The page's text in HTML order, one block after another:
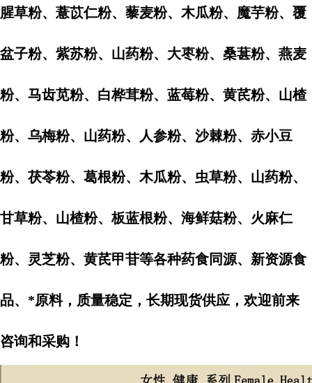
腥草粉、薏苡仁粉、藜麦粉、木瓜粉、魔芋粉、覆
盆子粉、紫苏粉、山药粉、大枣粉、桑葚粉、燕麦
粉、马齿苋粉、白桦茸粉、蓝莓粉、黄芪粉、山楂
粉、乌梅粉、山药粉、人参粉、沙棘粉、赤小豆
粉、茯苓粉、葛根粉、木瓜粉、虫草粉、山药粉、
甘草粉、山楂粉、板蓝根粉、海鲜菇粉、火麻仁
粉、灵芝粉、 黄芪甲苷等各种药食同源、新资源食
品、*原料，质量稳定，长期现货供应，欢迎前来
咨询和采购！